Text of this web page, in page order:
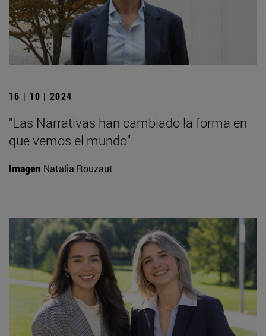
16 | 10 | 2024
"Las Narrativas han cambiado la forma en
que vemos el mundo"
Imagen Natalia Rouzaut